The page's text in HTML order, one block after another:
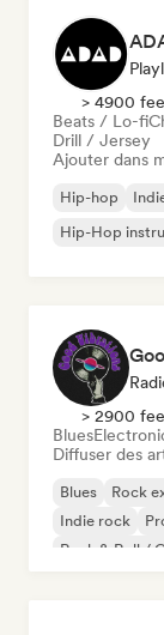
> 4900
Beats / Lo-fi
Drill / Jersey
Ajouter dans
Hip-hop
Hip-Hop
> 2900
Blues
Diffuser des
Blues Rock
Indie rock
Rock & Roll /